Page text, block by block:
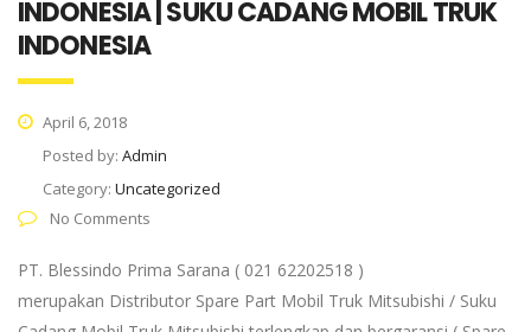
INDONESIA | SUKU CADANG MOBIL TRUK
INDONESIA
April 6, 2018
Posted by: Admin
Category: Uncategorized
No Comments
PT. Blessindo Prima Sarana ( 021 62202518 )
merupakan Distributor Spare Part Mobil Truk Mitsubishi / Suku